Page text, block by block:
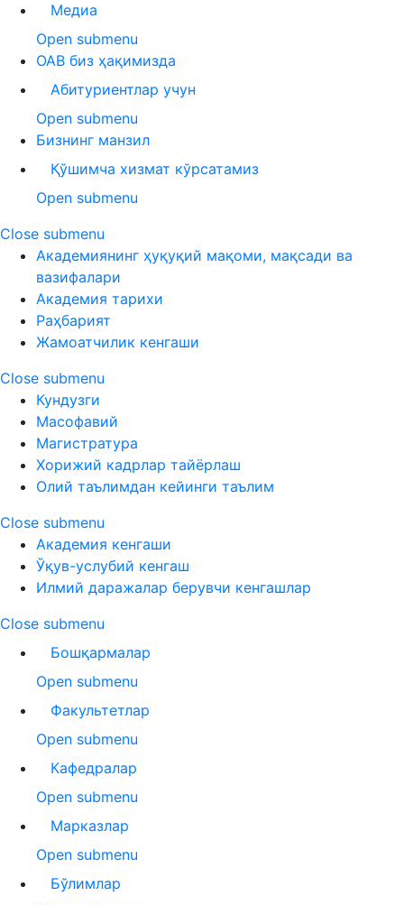
Медиа
Open submenu
ОАВ биз ҳақимизда
Абитуриентлар учун
Open submenu
Бизнинг манзил
Қўшимча хизмат кўрсатамиз
Open submenu
Close submenu
Академиянинг ҳуқуқий мақоми, мақсади ва
вазифалари
Академия тарихи
Раҳбарият
Жамоатчилик кенгаши
Close submenu
Кундузги
Масофавий
Магистратура
Хорижий кадрлар тайёрлаш
Олий таълимдан кейинги таълим
Close submenu
Академия кенгаши
Ўқув-услубий кенгаш
Илмий даражалар берувчи кенгашлар
Close submenu
Бошқармалар
Open submenu
Факультетлар
Open submenu
Кафедралар
Open submenu
Марказлар
Open submenu
Бўлимлар